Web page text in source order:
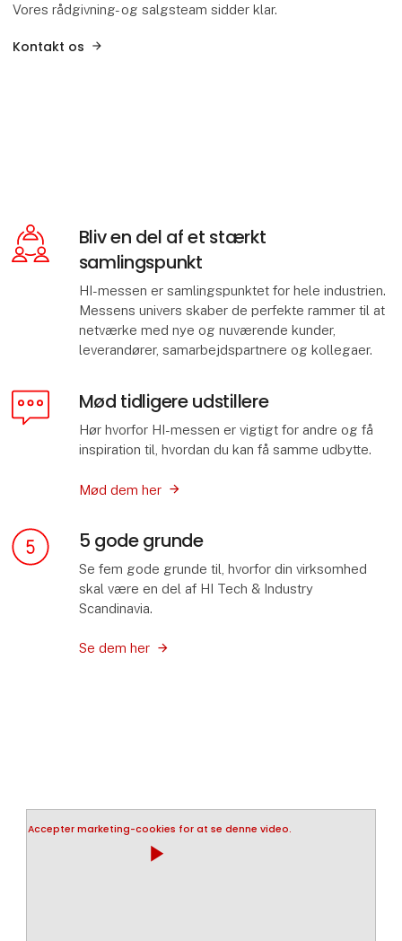
Vores rådgivning- og salgsteam sidder klar.
Kontakt os
Bliv en del af et stærkt
samlingspunkt
HI-messen er samlingspunktet for hele industrien.
Messens univers skaber de perfekte rammer til at
netværke med nye og nuværende kunder,
leverandører, samarbejdspartnere og kollegaer.
Mød tidligere udstillere
Hør hvorfor HI-messen er vigtigt for andre og få
inspiration til, hvordan du kan få samme udbytte.
Mød dem her
5 gode grunde
Se fem gode grunde til, hvorfor din virksomhed
skal være en del af HI Tech & Industry
Scandinavia.
Se dem her
Accepter marketing-cookies for at se denne video.
play_arrow